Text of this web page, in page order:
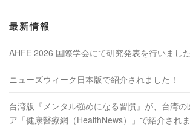
最新情報
AHFE 2026 国際学会にて研究発表を行いました
ニューズウィーク日本版で紹介されました！
台湾版『メンタル強めになる習慣』が、台湾の
ア「健康醫療網（HealthNews）」で紹介されま